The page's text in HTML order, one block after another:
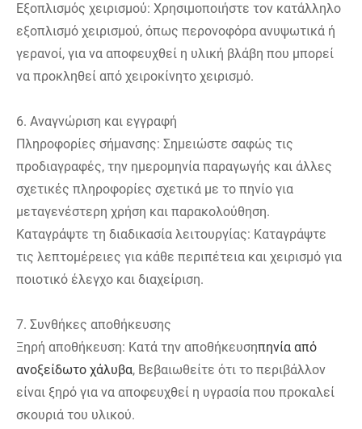
Εξοπλισμός χειρισμού: Χρησιμοποιήστε τον κατάλληλο
εξοπλισμό χειρισμού, όπως περονοφόρα ανυψωτικά ή
γερανοί, για να αποφευχθεί η υλική βλάβη που μπορεί
να προκληθεί από χειροκίνητο χειρισμό.
6. Αναγνώριση και εγγραφή
Πληροφορίες σήμανσης: Σημειώστε σαφώς τις
προδιαγραφές, την ημερομηνία παραγωγής και άλλες
σχετικές πληροφορίες σχετικά με το πηνίο για
μεταγενέστερη χρήση και παρακολούθηση.
Καταγράψτε τη διαδικασία λειτουργίας: Καταγράψτε
τις λεπτομέρειες για κάθε περιπέτεια και χειρισμό για
ποιοτικό έλεγχο και διαχείριση.
7. Συνθήκες αποθήκευσης
Ξηρή αποθήκευση: Κατά την αποθήκευσηπηνία από
ανοξείδωτο χάλυβα, Βεβαιωθείτε ότι το περιβάλλον
είναι ξηρό για να αποφευχθεί η υγρασία που προκαλεί
σκουριά του υλικού.